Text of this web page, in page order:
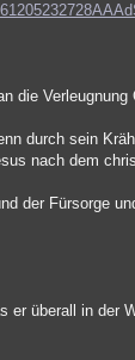
die Verleugnung
durch sein
nach dem
der Fürsorge
er überall in